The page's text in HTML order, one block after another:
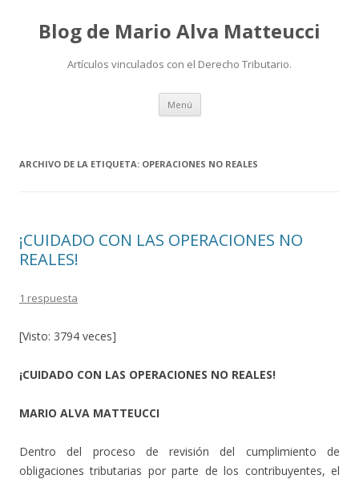
Blog de Mario Alva Matteucci
Artículos vinculados con el Derecho Tributario.
Menú Ir
contenido
ARCHIVO DE LA ETIQUETA: OPERACIONES NO REALES
¡CUIDADO CON LAS OPERACIONES NO
REALES!
1 respuesta
[Visto: 3794 veces]
¡CUIDADO CON LAS OPERACIONES NO REALES!
MARIO ALVA MATTEUCCI
Dentro del proceso de revisión del cumplimiento de
obligaciones tributarias por parte de los contribuyentes, el